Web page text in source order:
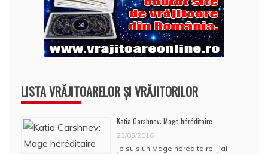
LISTA VRĂJITOARELOR ȘI VRĂJITORILOR
Katia Carshnev: Mage héréditaire
23/05/2016
Je suis un Mage héréditaire. J'ai